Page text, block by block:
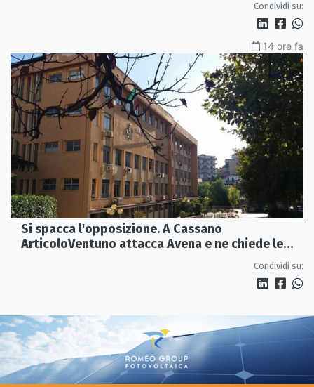
Condividi su:
14 ore fa
Si spacca l'opposizione. A Cassano
ArticoloVentuno attacca Avena e ne chiede le
Condividi su: